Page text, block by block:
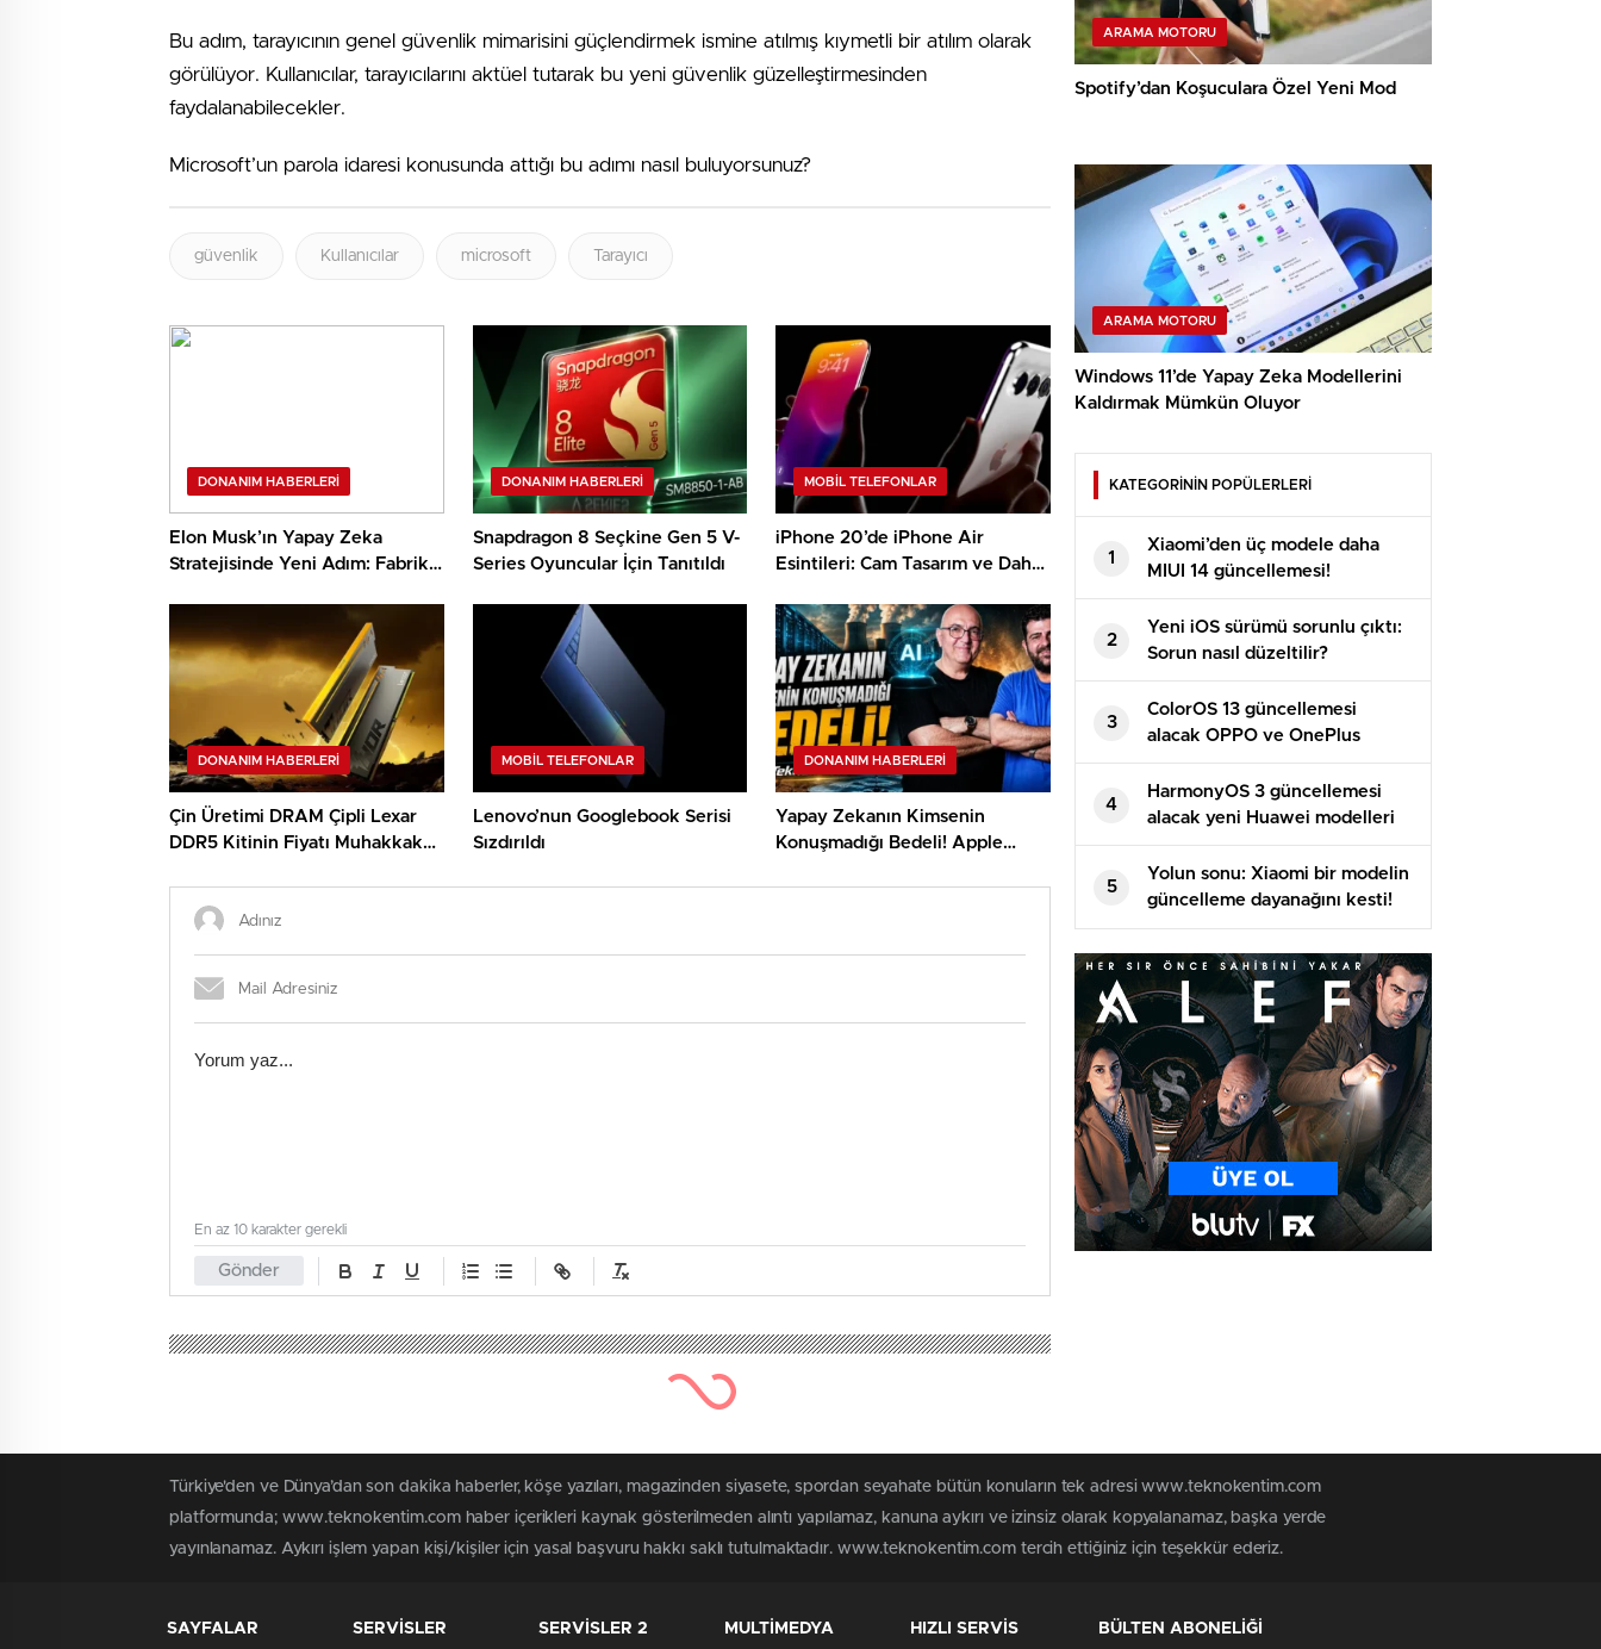
Bu adım, tarayıcının genel güvenlik mimarisini güçlendirmek ismine atılmış kıymetli bir atılım olarak
görülüyor. Kullanıcılar, tarayıcılarını aktüel tutarak bu yeni güvenlik güzelleştirmesinden
faydalanabilecekler.
Microsoft’un parola idaresi konusunda attığı bu adımı nasıl buluyorsunuz?
güvenlik Kullanıcılar microsoft Tarayıcı
DONANIM HABERLERI
Elon Musk’ın Yapay Zeka
Stratejisinde Yeni Adım: Fabrika
DONANIM HABERLERI
Snapdragon 8 Seçkine Gen 5 V-
Series Oyuncular İçin Tanıtıldı
MOBIL TELEFONLAR
iPhone 20’de iPhone Air
Esintileri: Cam Tasarım ve Daha
DONANIM HABERLERI
Çin Üretimi DRAM Çipli Lexar
DDR5 Kitinin Fiyatı Muhakkak
MOBIL TELEFONLAR
Lenovo’nun Googlebook Serisi
Sızdırıldı
DONANIM HABERLERI
Yapay Zekanın Kimsenin
Konuşmadığı Bedeli! Apple
Gönder
En az 10 karakter gerekli
ARAMA MOTORU
Spotify’dan Koşuculara Özel Yeni Mod
ARAMA MOTORU
Windows 11’de Yapay Zeka Modellerini
Kaldırmak Mümkün Oluyor
KATEGORİNİN POPÜLERLERİ
1
Xiaomi’den üç modele daha
MIUI 14 güncellemesi!
2
Yeni iOS sürümü sorunlu çıktı:
Sorun nasıl düzeltilir?
3
ColorOS 13 güncellemesi
alacak OPPO ve OnePlus
modelleri!
4
HarmonyOS 3 güncellemesi
alacak yeni Huawei modelleri
belirli oldu!
5
Yolun sonu: Xiaomi bir modelin
güncelleme dayanağını kesti!
Türkiye'den ve Dünya’dan son dakika haberler, köşe yazıları, magazinden siyasete, spordan seyahate bütün konuların tek adresi www.teknokentim.com
platformunda; www.teknokentim.com haber içerikleri kaynak gösterilmeden alıntı yapılamaz, kanuna aykırı ve izinsiz olarak kopyalanamaz, başka yerde
yayınlanamaz. Aykırı işlem yapan kişi/kişiler için yasal başvuru hakkı saklı tutulmaktadır. www.teknokentim.com tercih ettiğiniz için teşekkür ederiz.
SAYFALAR SERVİSLER SERVİSLER 2 MULTİMEDYA HIZLI SERVİS BÜLTEN ABONELİĞİ